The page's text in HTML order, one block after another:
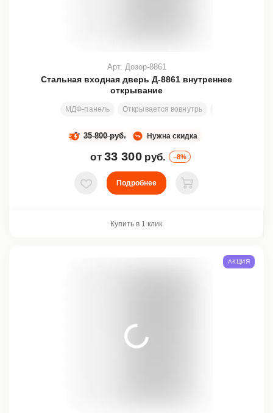
Стальная входная дверь Д-8861 внутреннее
открывание
МДФ-панель Открывается вовнутрь
Арт. Дозор-8861
Нужна скидка
35 800 руб.
от 33 300 руб. –8%
В избранное
Подробнее
В корзину
Купить в 1 клик
АКЦИЯ